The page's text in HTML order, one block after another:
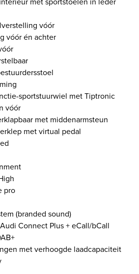
vóór
vóór én achter
sportstuurwiel met Tiptronic
vóór
met middenarmsteun
met virtual pedal
pro
(branded sound)
Connect Plus + eCall/bCall
met verhoogde laadcapaciteit